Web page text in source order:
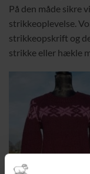
På den måde sikre
strikkeoplevelse.
strikkeopskrift og
strikke eller hækle